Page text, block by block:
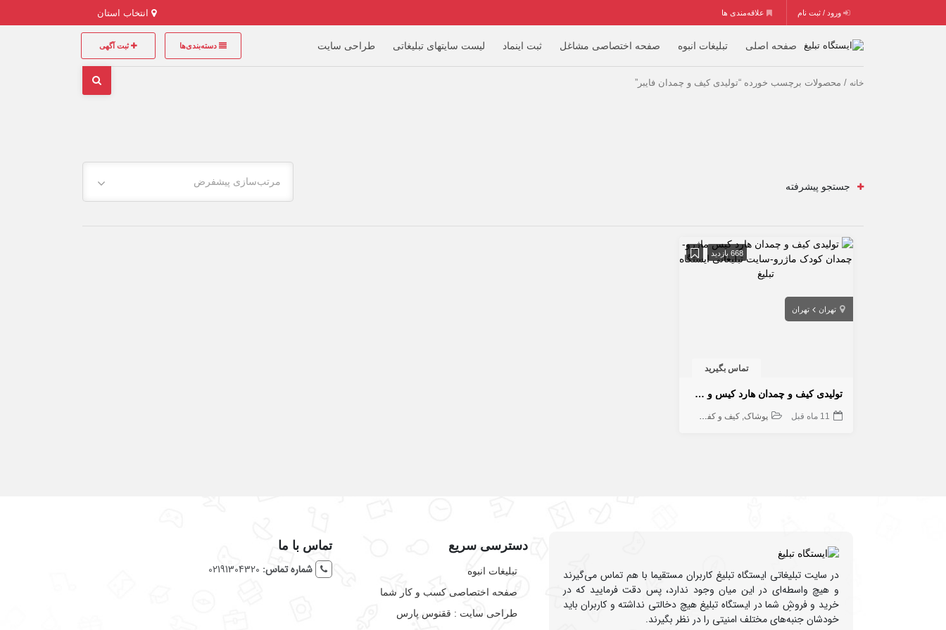
ورود / ثبت نام علاقه‌مندی ها
صفحه اصلی تبلیغات انبوه صفحه اختصاصی مشاغل ثبت اینماد لیست سایتهای تبلیغاتی طراحی سایت دسته‌بندی‌ها ثبت آگهی
خانه / محصولات برچسب خورده “تولیدی کیف و چمدان فایبر”
مرتب‌سازی پیشفرض جستجو پیشرفته
668 بازدید
تهران تهران
تماس بگیرید
تولیدی کیف و چمدان هارد کیس و چمدان کودک ماژرو
11 ماه قبل پوشاک کیف و کفش
در سایت تبلیغاتی ایستگاه تبلیغ کاربران مستقیما با هم تماس می‌گیرند
و هیچ واسطه‌ای در این میان وجود ندارد، پس دقت فرمایید که در
خرید و فروشِ شما در ایستگاه تبلیغ هیچ دخالتی نداشته و کاربران باید
خودشان جنبه‌های مختلف امنیتی را در نظر بگیرند.
دسترسی سریع
تبلیغات انبوه
صفحه اختصاصی کسب و کار شما
طراحی سایت :‌ ققنوس پارس
تماس با ما
شماره تماس: 02191304320